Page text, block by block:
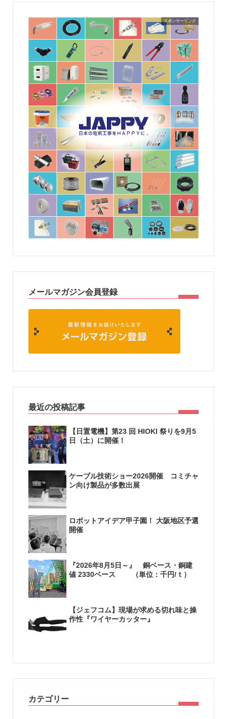
メールマガジン会員登録
最近の投稿記事
【日置電機】第23 回 HIOKI 祭りを9月5
日（土）に開催！
ケーブル技術ショー2026開催 コミチャ
ン向け製品が多数出展
ロボットアイデア甲子園！ 大阪地区予選
開催
『2026年8月5日～』 銅ベース・銅建
値 2330ベース （単位：千円/ｔ）
【ジェフコム】現場が求める切れ味と操
作性『ワイヤーカッター』
カテゴリー